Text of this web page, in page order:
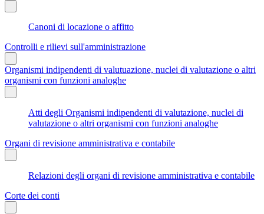
Canoni di locazione o affitto
Controlli e rilievi sull'amministrazione
Organismi indipendenti di valutuazione, nuclei di valutazione o altri
organismi con funzioni analoghe
Atti degli Organismi indipendenti di valutazione, nuclei di
valutazione o altri organismi con funzioni analoghe
Organi di revisione amministrativa e contabile
Relazioni degli organi di revisione amministrativa e contabile
Corte dei conti